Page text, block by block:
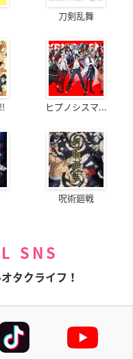
刀剣乱舞
ヒプノシスマ...
呪術廻戦
SNS
タクライフ！